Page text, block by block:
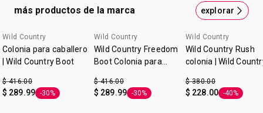
más productos de la marca explorar
Wild Country
Colonia para caballero
| Wild Country Boot
$ 416.00
$ 289.99 Etiqueta -30%
-30%
Wild Country
Wild Country Freedom
Boot Colonia para
Country
$ 416.00
$ 289.99 Etiqueta -30%
-30%
Wild Country
Wild Country Rush
colonia | Wild
$ 380.00
$ 228.00 Etiqueta -
-40%